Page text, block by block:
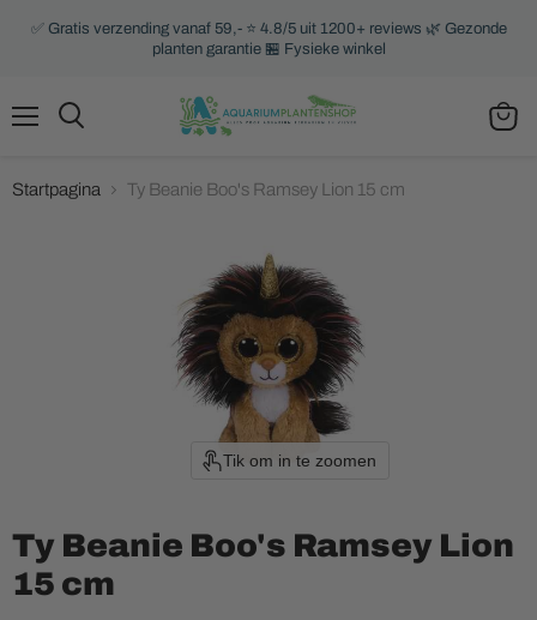
✅ Gratis verzending vanaf 59,- ⭐ 4.8/5 uit 1200+ reviews 🌿 Gezonde
planten garantie 🏪 Fysieke winkel
Startpagina Ty Beanie Boo's Ramsey Lion 15 cm
Tik om in te zoomen
Ty Beanie Boo's Ramsey Lion
15 cm